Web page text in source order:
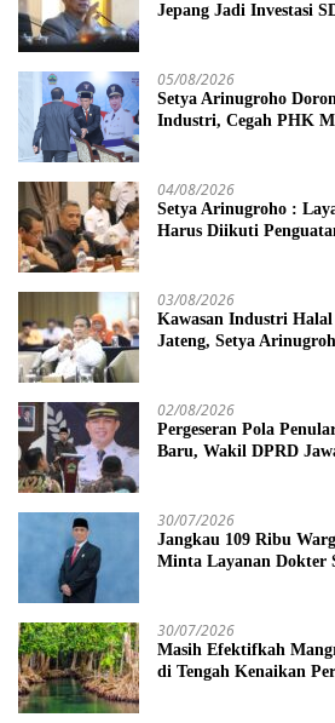
Jepang Jadi Investasi
05/08/2026
Setya Arinugroho
Industri, Cegah PHK
04/08/2026
Setya Arinugroho :
Harus Diikuti
03/08/2026
Kawasan Industri
Jateng, Setya
02/08/2026
Pergeseran Pola
Baru, Wakil DPRD
30/07/2026
Jangkau 109 Ribu
Minta Layanan Dokter
30/07/2026
Masih Efektifkah
di Tengah Kenaikan